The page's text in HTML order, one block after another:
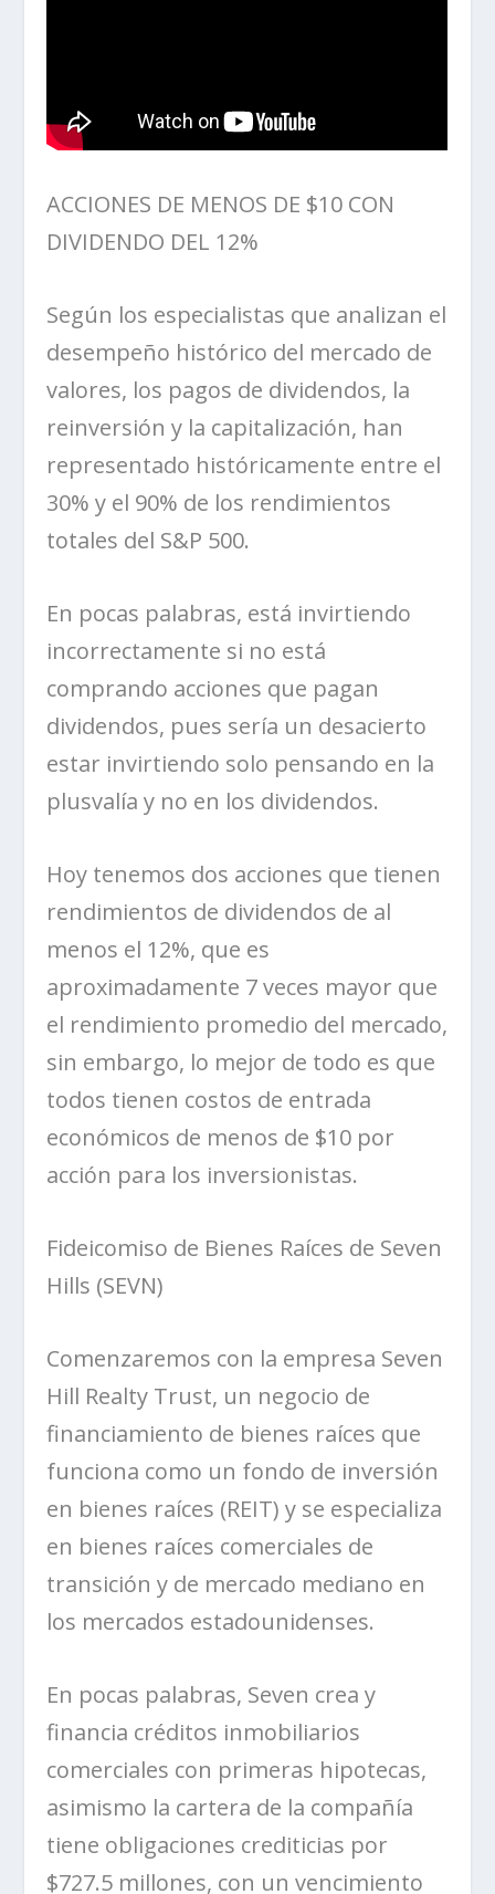
ACCIONES DE MENOS DE $10 CON
DIVIDENDO DEL 12%
Según los especialistas que analizan el
desempeño histórico del mercado de
valores, los pagos de dividendos, la
reinversión y la capitalización, han
representado históricamente entre el
30% y el 90% de los rendimientos
totales del S&P 500.
En pocas palabras, está invirtiendo
incorrectamente si no está
comprando acciones que pagan
dividendos, pues sería un desacierto
estar invirtiendo solo pensando en la
plusvalía y no en los dividendos.
Hoy tenemos dos acciones que tienen
rendimientos de dividendos de al
menos el 12%, que es
aproximadamente 7 veces mayor que
el rendimiento promedio del mercado,
sin embargo, lo mejor de todo es que
todos tienen costos de entrada
económicos de menos de $10 por
acción para los inversionistas.
Fideicomiso de Bienes Raíces de Seven
Hills (SEVN)
Comenzaremos con la empresa Seven
Hill Realty Trust, un negocio de
financiamiento de bienes raíces que
funciona como un fondo de inversión
en bienes raíces (REIT) y se especializa
en bienes raíces comerciales de
transición y de mercado mediano en
los mercados estadounidenses.
En pocas palabras, Seven crea y
financia créditos inmobiliarios
comerciales con primeras hipotecas,
asimismo la cartera de la compañía
tiene obligaciones crediticias por
$727.5 millones, con un vencimiento